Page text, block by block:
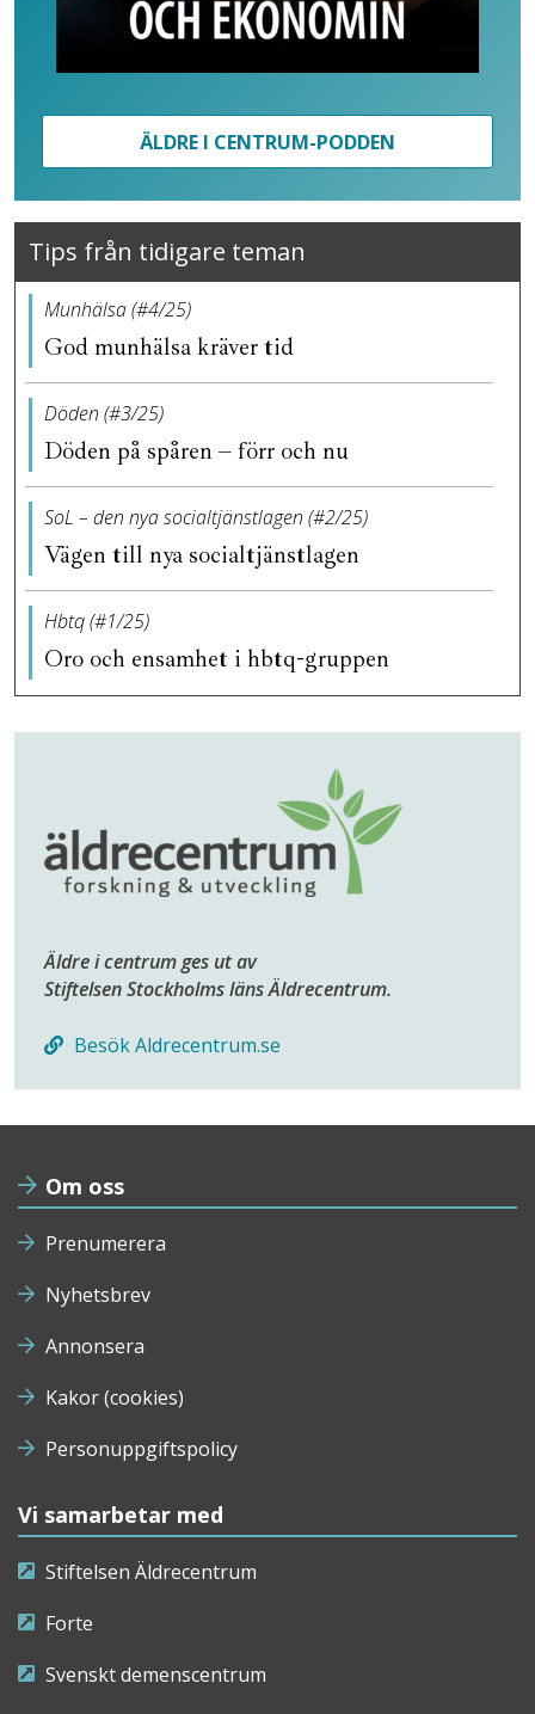
ÄLDRE I CENTRUM-PODDEN
Tips från tidigare teman
Munhälsa (#4/25)
God munhälsa kräver tid
Döden (#3/25)
Döden på spåren – förr och nu
SoL – den nya socialtjänstlagen (#2/25)
Vägen till nya socialtjänstlagen
Hbtq (#1/25)
Oro och ensamhet i hbtq-gruppen
Äldre i centrum ges ut av
Stiftelsen Stockholms läns Äldrecentrum.
Besök Aldrecentrum.se
Om oss
Prenumerera
Nyhetsbrev
Annonsera
Kakor (cookies)
Personuppgiftspolicy
Vi samarbetar med
Stiftelsen Äldrecentrum
Forte
Svenskt demenscentrum